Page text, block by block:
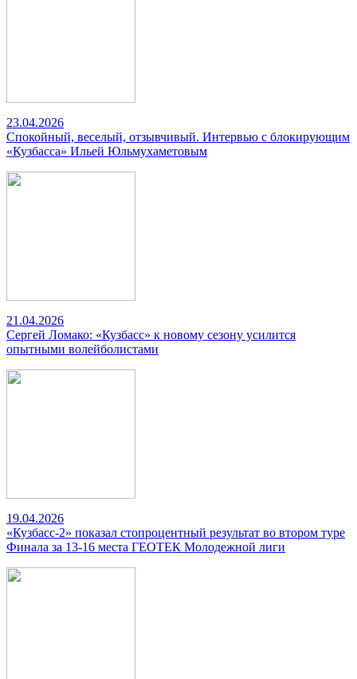
23.04.2026
Спокойный, веселый, отзывчивый. Интервью с блокирующим
«Кузбасса» Ильей Юльмухаметовым
21.04.2026
Сергей Ломако: «Кузбасс» к новому сезону усилится
опытными волейболистами
19.04.2026
«Кузбасс-2» показал стопроцентный результат во втором туре
Финала за 13-16 места ГЕОТЕК Молодежной лиги